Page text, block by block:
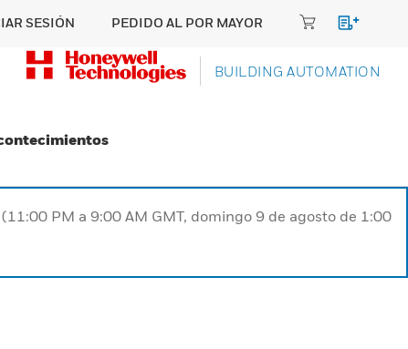
SESIÓN PEDIDO AL POR MAYOR
BUILDING AUTOMATION
PM a 9:00 AM GMT, domingo 9 de agosto de 1:00